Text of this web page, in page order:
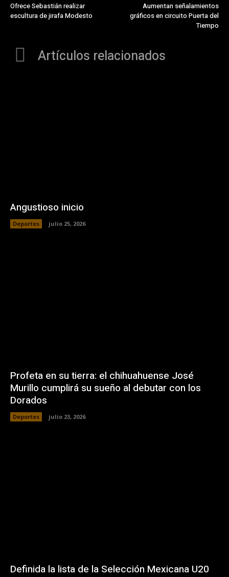
Ofrece Sebastián realizar
escultura de jirafa Modesto
Aumentan señalamientos
gráficos en circuito Puerta del
Tiempo
Artículos relacionados
Angustioso inicio
Deportes julio 25, 2026
Profeta en su tierra: el chihuahuense José
Murillo cumplirá su sueño al debutar con los
Dorados
Deportes julio 23, 2026
Definida la lista de la Selección Mexicana U20